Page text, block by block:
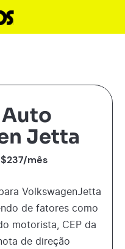
Jetta
237/mês
VolkswagenJetta
de fatores como
motorista, CEP da
de direção